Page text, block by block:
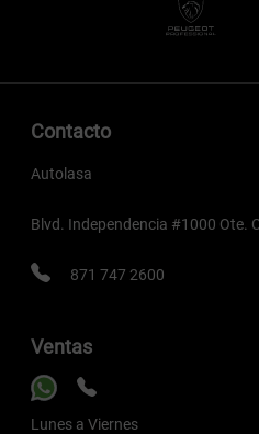
Contacto
Autolasa
Blvd. Independencia #1000 Ote.
871 747 2600
Ventas
Lunes a Viernes